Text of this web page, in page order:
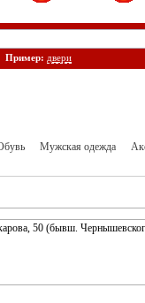
Пример: двери
Мужская одежда
50 (бывш.